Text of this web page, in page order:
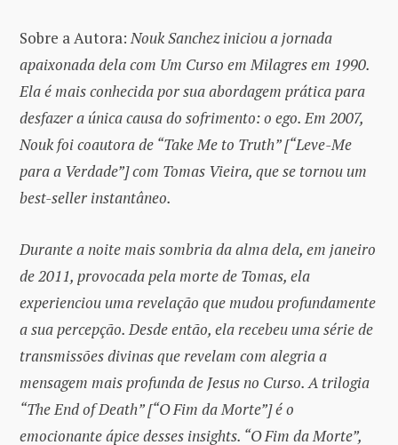
Sobre a Autora:Nouk Sanchez iniciou a jornada
apaixonada dela com Um Curso em Milagres em 1990.
Ela é mais conhecida por sua abordagem prática para
desfazer a única causa do sofrimento: o ego. Em 2007,
Nouk foi coautora de “Take Me to Truth” [“Leve-Me
para a Verdade”] com Tomas Vieira, que se tornou um
best-seller instantâneo.
Durante a noite mais sombria da alma dela, em janeiro
de 2011, provocada pela morte de Tomas, ela
experienciou uma revelação que mudou profundamente
a sua percepção. Desde então, ela recebeu uma série de
transmissões divinas que revelam com alegria a
mensagem mais profunda de Jesus no Curso. A trilogia
“The End of Death” [“O Fim da Morte”] é o
emocionante ápice desses insights. “O Fim da Morte”,